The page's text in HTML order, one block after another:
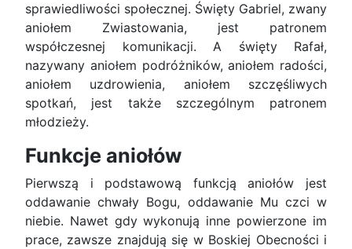
sprawiedliwości społecznej. Święty Gabriel, zwany
aniołem Zwiastowania, jest patronem
współczesnej komunikacji. A święty Rafał,
nazywany aniołem podróżników, aniołem radości,
aniołem uzdrowienia, aniołem szczęśliwych
spotkań, jest także szczególnym patronem
młodzieży.
Funkcje aniołów
Pierwszą i podstawową funkcją aniołów jest
oddawanie chwały Bogu, oddawanie Mu czci w
niebie. Nawet gdy wykonują inne powierzone im
prace, zawsze znajdują się w Boskiej Obecności i